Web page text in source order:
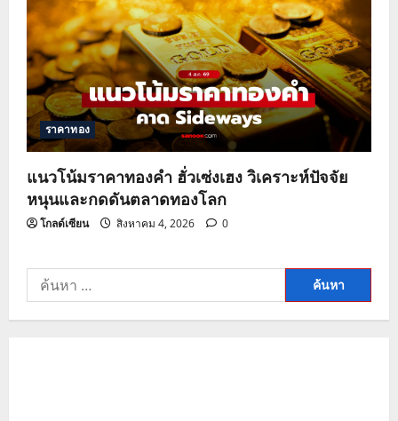
ราคาทอง
แนวโน้มราคาทองคำ ฮั่วเซ่งเฮง วิเคราะห์ปัจจัย
หนุนและกดดันตลาดทองโลก
โกลด์เซียน สิงหาคม 4, 2026 0
ค้นหา
สำหรับ: